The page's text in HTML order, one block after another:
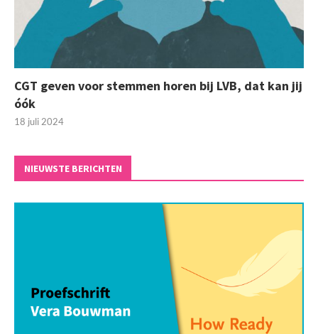
CGT geven voor stemmen horen bij LVB, dat kan jij
óók
18 juli 2024
NIEUWSTE BERICHTEN